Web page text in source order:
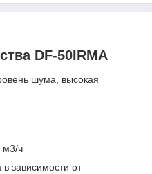
DF-50IRMA
шума, высокая
м3/ч
в зависимости от